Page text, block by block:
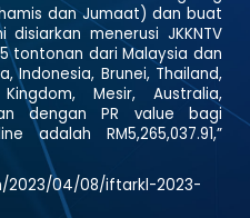
dan Jumaat) dan buat
menerusi JKKNTV
tontonan dari Malaysia dan
Indonesia, Brunei, Thailand,
Mesir, Australia,
dengan PR value bagi
adalah RM5,265,037.91,”
2023/04/08/iftarkl-2023-